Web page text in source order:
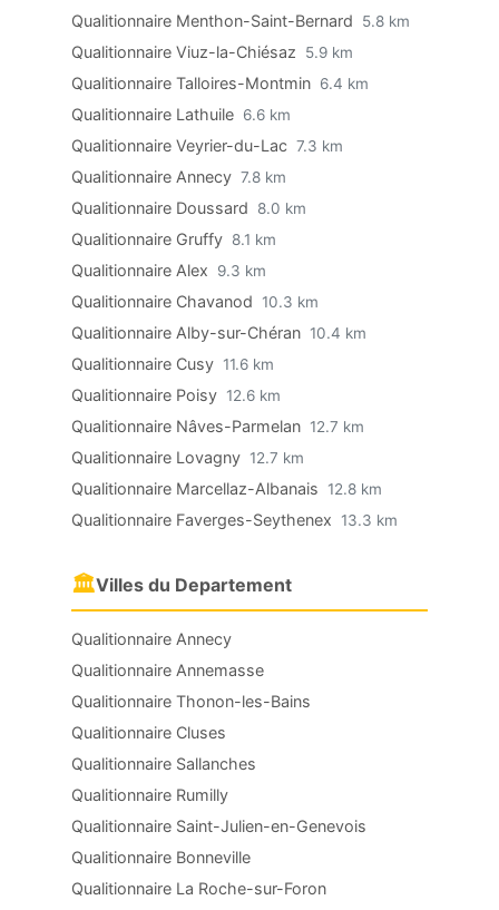
Qualitionnaire Menthon-Saint-Bernard 5.8 km
Qualitionnaire Viuz-la-Chiésaz 5.9 km
Qualitionnaire Talloires-Montmin 6.4 km
Qualitionnaire Lathuile 6.6 km
Qualitionnaire Veyrier-du-Lac 7.3 km
Qualitionnaire Annecy 7.8 km
Qualitionnaire Doussard 8.0 km
Qualitionnaire Gruffy 8.1 km
Qualitionnaire Alex 9.3 km
Qualitionnaire Chavanod 10.3 km
Qualitionnaire Alby-sur-Chéran 10.4 km
Qualitionnaire Cusy 11.6 km
Qualitionnaire Poisy 12.6 km
Qualitionnaire Nâves-Parmelan 12.7 km
Qualitionnaire Lovagny 12.7 km
Qualitionnaire Marcellaz-Albanais 12.8 km
Qualitionnaire Faverges-Seythenex 13.3 km
🏛Villes du Departement
Qualitionnaire Annecy
Qualitionnaire Annemasse
Qualitionnaire Thonon-les-Bains
Qualitionnaire Cluses
Qualitionnaire Sallanches
Qualitionnaire Rumilly
Qualitionnaire Saint-Julien-en-Genevois
Qualitionnaire Bonneville
Qualitionnaire La Roche-sur-Foron